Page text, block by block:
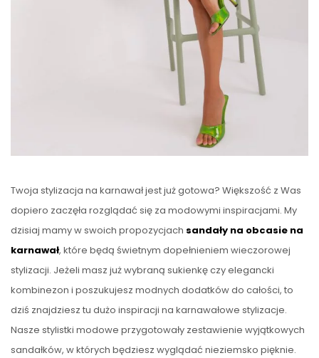
Twoja stylizacja na karnawał jest już gotowa? Większość z Was
dopiero zaczęła rozglądać się za modowymi inspiracjami. My
dzisiaj mamy w swoich propozycjach sandały na obcasie na
karnawał, które będą świetnym dopełnieniem wieczorowej
stylizacji. Jeżeli masz już wybraną sukienkę czy elegancki
kombinezon i poszukujesz modnych dodatków do całości, to
dziś znajdziesz tu dużo inspiracji na karnawałowe stylizacje.
Nasze stylistki modowe przygotowały zestawienie wyjątkowych
sandałków, w których będziesz wyglądać nieziemsko pięknie.